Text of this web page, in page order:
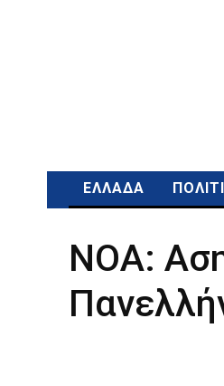
ΕΛΛΑΔΑ
ΝΟΑ: